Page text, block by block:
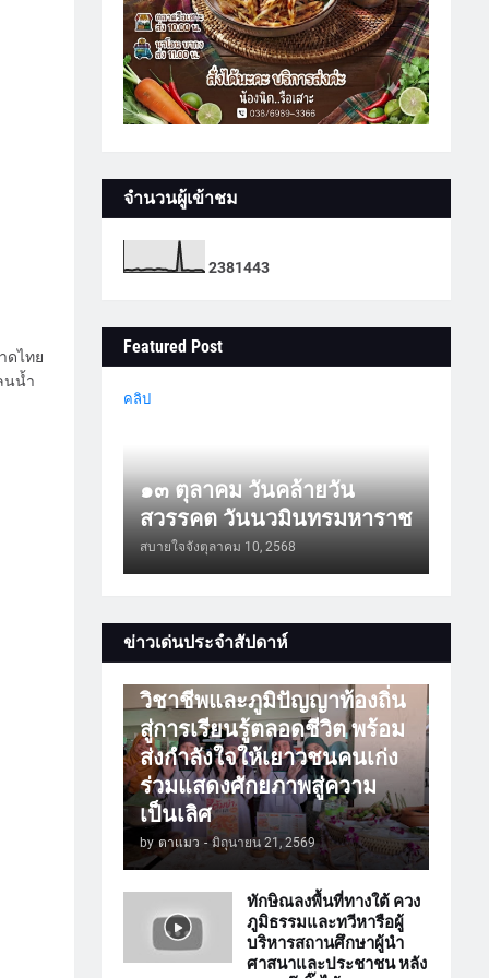
ดไทย
นน้ำ
จำนวนผู้เข้าชม
2381443
Featured Post
คลิป
๑๓ ตุลาคม วันคล้ายวัน
สวรรคต วันนวมินทรมหาราช
สบายใจจังตุลาคม 10, 2568
ข่าวเด่นประจำสัปดาห์
การศึกษา
วิชาชีพและภูมิปัญญาท้องถิ่น
สู่การเรียนรู้ตลอดชีวิต พร้อม
ส่งกำลังใจให้เยาวชนคนเก่ง
ร่วมแสดงศักยภาพสู่ความ
เป็นเลิศ
by ตาแมว - มิถุนายน 21, 2569
ทักษิณลงพื้นที่ทางใต้ ควง
ภูมิธรรมและทวีหารือผู้
บริหารสถานศึกษาผู้นำ
ศาสนาและประชาชน หลัง